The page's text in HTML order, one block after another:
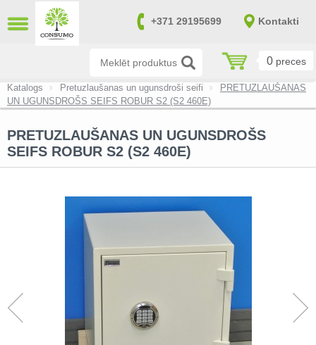
+371 29195699 Kontakti
0 preces
Katalogs Pretuzlaušanas un ugunsdroši seifi
PRETUZLAUŠANAS
UN UGUNSDROŠS SEIFS ROBUR S2 (S2 460E)
PRETUZLAUŠANAS UN UGUNSDROŠS
SEIFS ROBUR S2 (S2 460E)
AIZVĒRT
Pretuzlaušanas un ugunsdroši seifi
Ugunsdroši seifi (39)
Seifi atbilstoši SAB un NATO
Atslēgu seifi (7)
Naudas kastes un depozīta seifi